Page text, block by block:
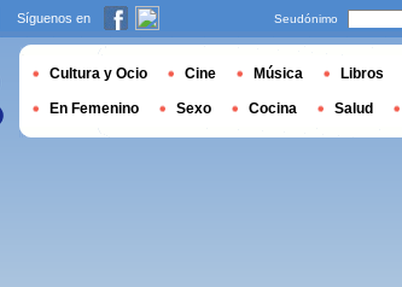
Síguenos en Seudónimo
Cultura y Ocio Cine Música Libros
En Femenino Sexo Cocina Salud